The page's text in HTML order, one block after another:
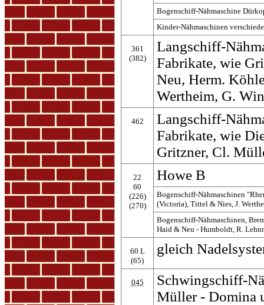
Bogenschiff-Nähmaschine
Kinder-Nähmaschinen
361
(382)
Langschiff-
Fabrikate, wie
Neu, Herm.
Wertheim, G.
462
Langschiff-
Fabrikate, wie
Gritzner, Cl.
22
60
(226)
(270)
Howe B
Bogenschiff-Nähmaschinen
(Victoria), Tittel & Nies, J.
Bogenschiff-Nähmaschinen,
Haid & Neu - Humboldt, R.
60 L
(65)
gleich
045
Schwingschiff-
Müller - Domina